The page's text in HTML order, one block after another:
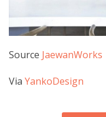
Source JaewanWorks
Via YankoDesign